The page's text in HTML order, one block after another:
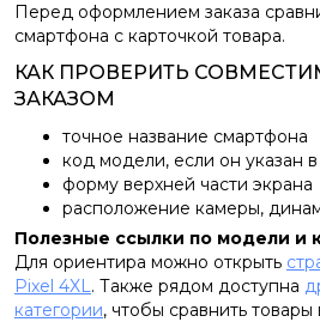
Перед оформлением заказа
смартфона с карточкой товара.
КАК ПРОВЕРИТЬ
ЗАКАЗОМ
точное название смартфона
код модели, если он указан в
форму верхней части экрана
расположение камеры,
Полезные ссылки по модели и
Для ориентира можно открыть
Pixel 4XL. Также рядом доступна
категории, чтобы сравнить